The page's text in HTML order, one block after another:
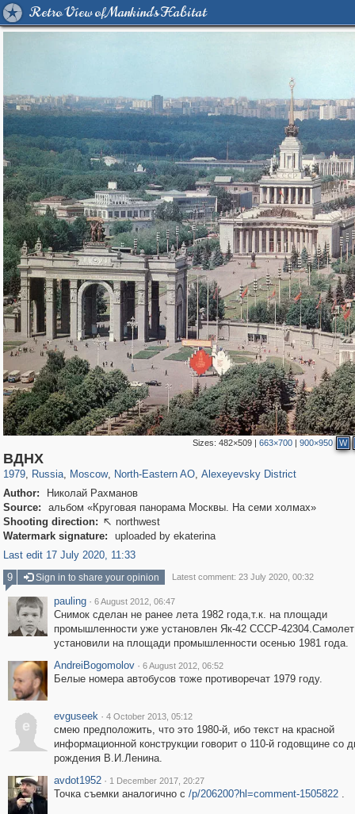
Retro View of Mankind's Habitat
Sizes: 482×509| 663×700| 900×950 W
ВДНХ
1979, Russia, Moscow
319,779
, North-Eastern AO, Alexeyevsky District
Author:
Николай Рахманов
Source:
альбом «Круговая панорама Москвы. На семи холмах»
Shooting direction:  northwest
Watermark signature:
uploaded by ekaterina
Last edit 17 July 2020, 11:33
9
Sign in to share your opinion Latest comment: 23 July 2020, 00:32
pauling · 6 August 2012, 06:47
Снимок сделан не ранее лета 1982 года,т.к. на площади
промышленности уже установлен Як-42 СССР-42304.Самолет
установили на площади промышленности осенью 1981 года.
AndreiBogomolov · 6 August 2012, 06:52
Белые номера автобусов тоже противоречат 1979 году.
e
evguseek · 4 October 2013, 05:12
смею предположить, что это 1980-й, ибо текст на красной
информационной конструкции говорит о 110-й годовщине со
рождения В.И.Ленина.
avdot1952 · 1 December 2017, 20:27
Точка съемки аналогично с /p/206200?hl=comment-1505822.